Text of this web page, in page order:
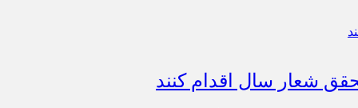
شعار سال اقدام کنند